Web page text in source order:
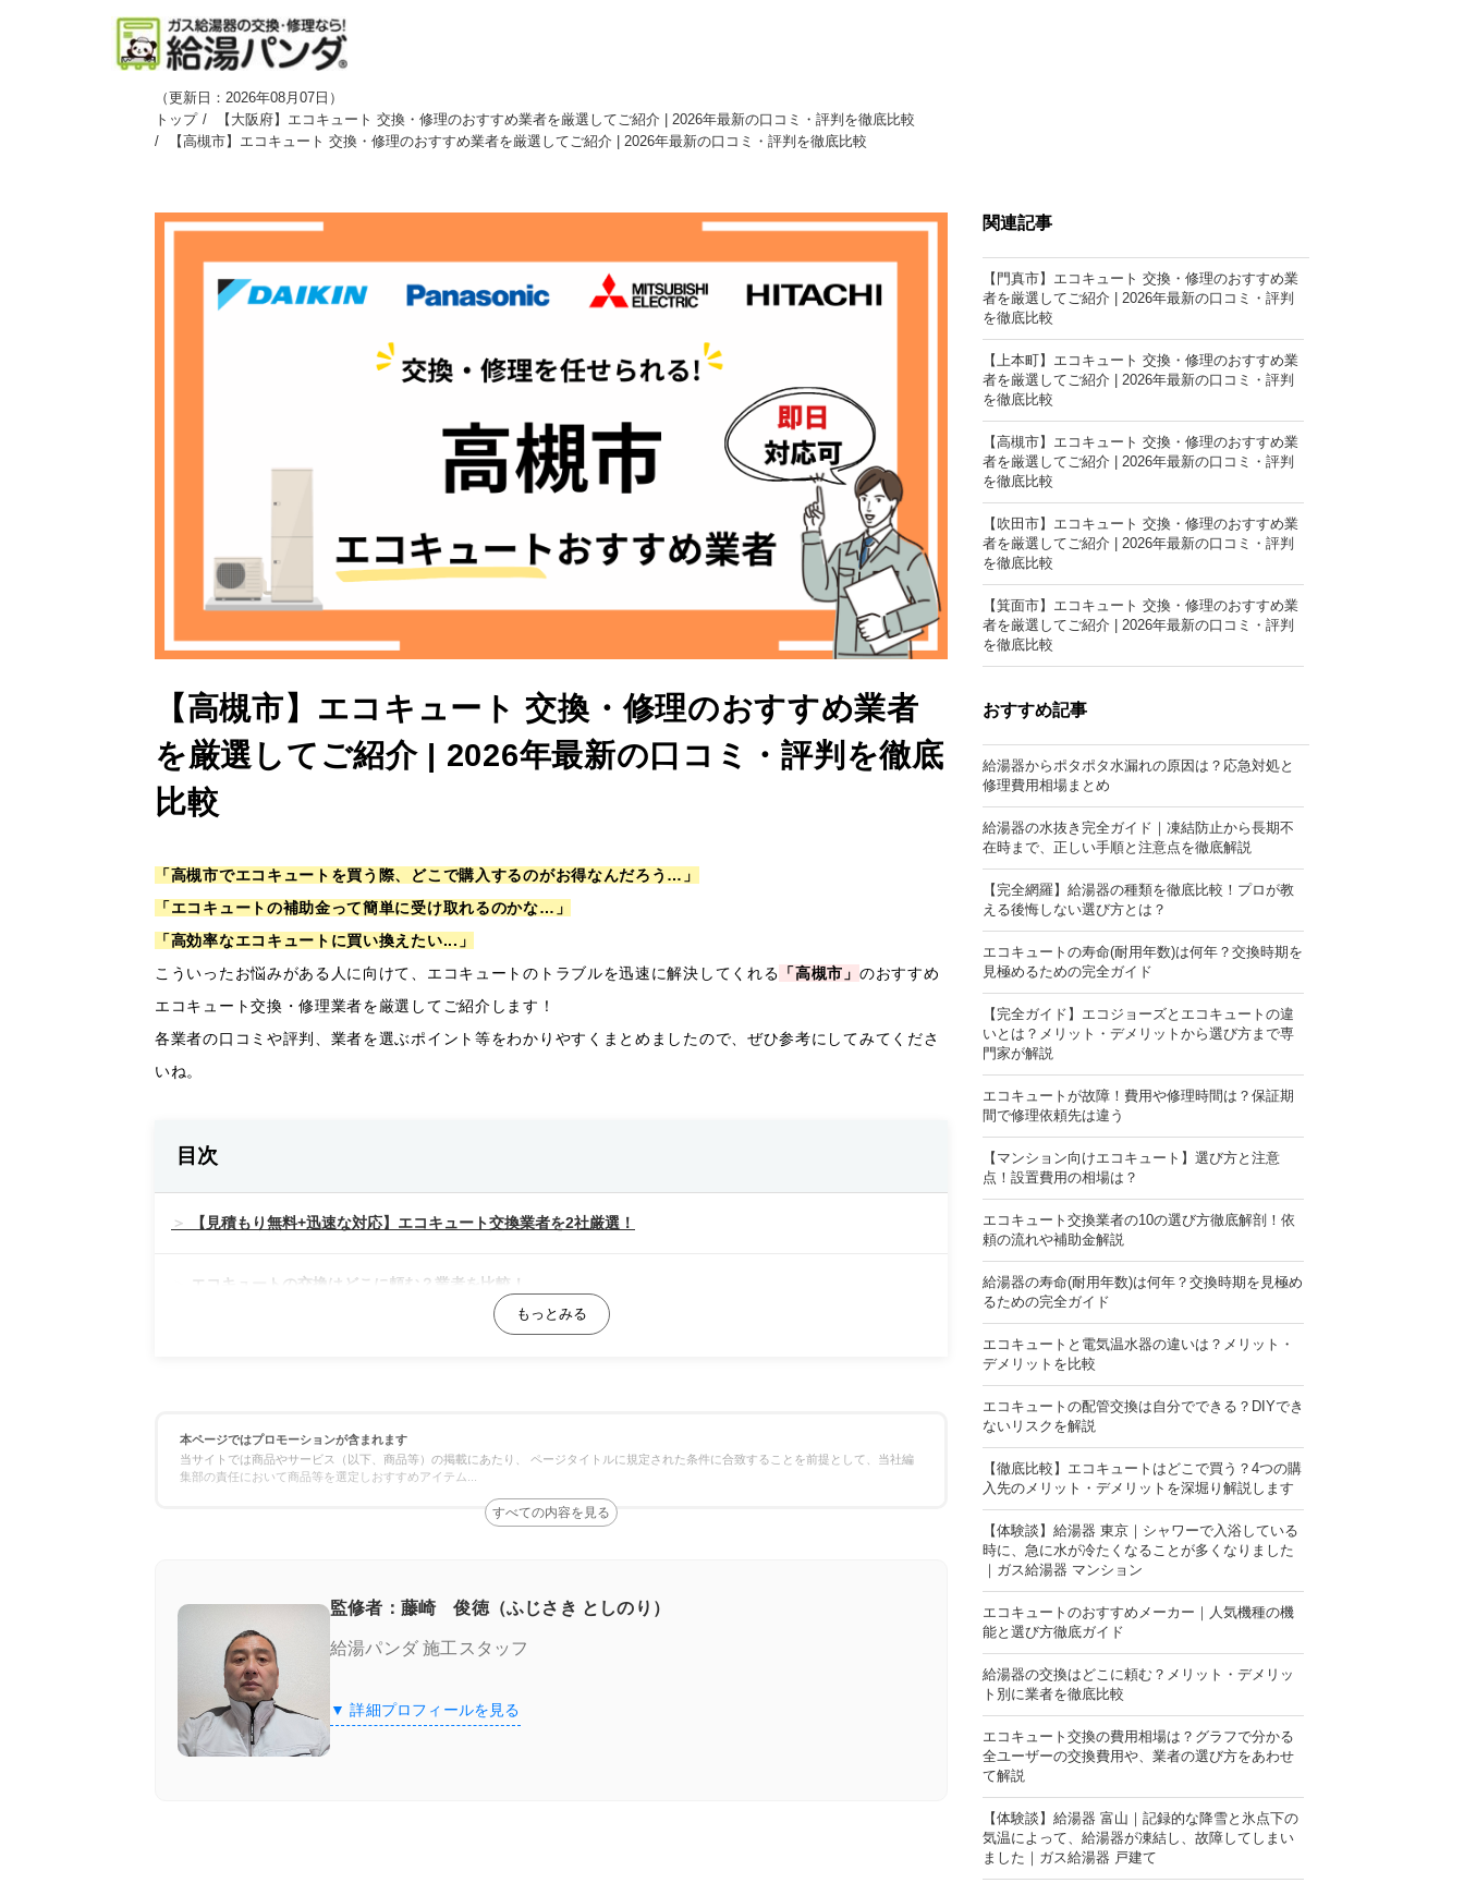
（更新日：2026年08月07日 ）
トップ
【大阪府】エコキュート 交換・修理のおすすめ業者を厳選してご紹介 | 2026年最新の口コミ・評判を徹底比較
【高槻市】エコキュート 交換・修理のおすすめ業者を厳選してご紹介 | 2026年最新の口コミ・評判を徹底比較
【高槻市】エコキュート 交換・修理のおすすめ業者
を厳選してご紹介 | 2026年最新の口コミ・評判を徹底
比較
「高槻市でエコキュートを買う際、どこで購入するのがお得なんだろう…」
「エコキュートの補助金って簡単に受け取れるのかな…」
「高効率なエコキュートに買い換えたい...」
こういったお悩みがある人に向けて、エコキュートのトラブルを迅速に解決してくれる 「高槻市」 のおすすめ
エコキュート交換・修理業者を厳選してご紹介します！
各業者の口コミや評判、業者を選ぶポイント等をわかりやすくまとめましたので、ぜひ参考にしてみてくださ
いね。
目次
【見積もり無料+迅速な対応】エコキュート交換業者を2社厳選！
エコキュートの交換はどこに頼む？業者を比較！
保証の比較
エコキュート専門業者の選び方！ここをチェック
良心価格＆追加費用なし
認定資格の有無
本ページではプロモーションが含まれます
当サイトでは商品やサービス（以下、商品等）の掲載にあたり、 ページタイトルに規定された条件に合致することを前提として、当社編
集部の責任において商品等を選定しおすすめアイテム
監修者：藤崎 俊徳（ふじさき としのり）
給湯パンダ 施工スタッフ
▼ 詳細プロフィールを見る
関連記事
【門真市】エコキュート 交換・修理のおすすめ業
者を厳選してご紹介 | 2026年最新の口コミ・評判
を徹底比較
【上本町】エコキュート 交換・修理のおすすめ業
者を厳選してご紹介 | 2026年最新の口コミ・評判
を徹底比較
【高槻市】エコキュート 交換・修理のおすすめ業
者を厳選してご紹介 | 2026年最新の口コミ・評判
を徹底比較
【吹田市】エコキュート 交換・修理のおすすめ業
者を厳選してご紹介 | 2026年最新の口コミ・評判
を徹底比較
【箕面市】エコキュート 交換・修理のおすすめ業
者を厳選してご紹介 | 2026年最新の口コミ・評判
を徹底比較
おすすめ記事
給湯器からポタポタ水漏れの原因は？応急対処と
修理費用相場まとめ
給湯器の水抜き完全ガイド｜凍結防止から長期不
在時まで、正しい手順と注意点を徹底解説
【完全網羅】給湯器の種類を徹底比較！プロが教
える後悔しない選び方とは？
エコキュートの寿命(耐用年数)は何年？交換時期を
見極めるための完全ガイド
【完全ガイド】エコジョーズとエコキュートの違
いとは？メリット・デメリットから選び方まで専
門家が解説
エコキュートが故障！費用や修理時間は？保証期
間で修理依頼先は違う
【マンション向けエコキュート】選び方と注意
点！設置費用の相場は？
エコキュート交換業者の10の選び方徹底解剖！依
頼の流れや補助金解説
給湯器の寿命(耐用年数)は何年？交換時期を見極め
るための完全ガイド
エコキュートと電気温水器の違いは？メリット・
デメリットを比較
エコキュートの配管交換は自分でできる？DIYでき
ないリスクを解説
【徹底比較】エコキュートはどこで買う？4つの購
入先のメリット・デメリットを深堀り解説します
【体験談】給湯器 東京｜シャワーで入浴している
時に、急に水が冷たくなることが多くなりました
｜ガス給湯器 マンション
エコキュートのおすすめメーカー｜人気機種の機
能と選び方徹底ガイド
給湯器の交換はどこに頼む？メリット・デメリッ
ト別に業者を徹底比較
エコキュート交換の費用相場は？グラフで分かる
全ユーザーの交換費用や、業者の選び方をあわせ
て解説
【体験談】給湯器 富山｜記録的な降雪と氷点下の
気温によって、給湯器が凍結し、故障してしまい
ました｜ガス給湯器 戸建て